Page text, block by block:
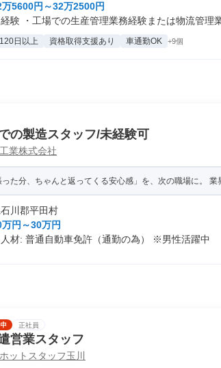
万5600円～32万2500円
験 ・工場での生産管理業務経験または物流管理
日以上 資格取得支援あり 車通勤OK +9個
の製造スタッフ/未経験可
業株式会社
った分、ちゃんと返ってくる安心感」を、次の職場に。
川郡平田村
万円～30万円
材: 普通自動車免許（通勤の為） ※男性活躍中
正社員
営業スタッフ
ットスタッフ玉川